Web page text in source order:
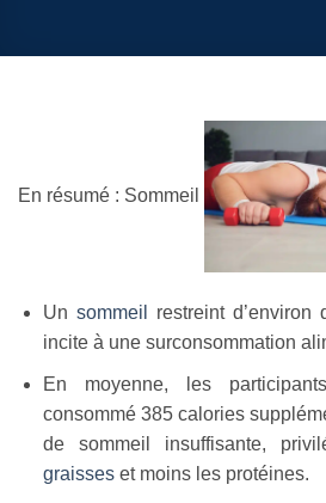
En résumé : Sommeil
Un sommeil restreint
incite à une surconsommation
En moyenne, les
consommé 385 calories
de sommeil insuffisante,
graisseset moins les protéines.